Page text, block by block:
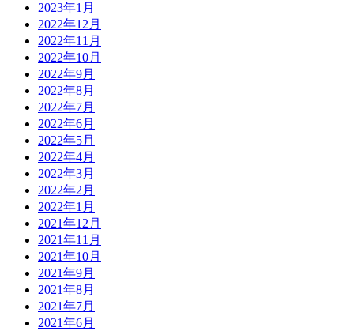
2023年1月
2022年12月
2022年11月
2022年10月
2022年9月
2022年8月
2022年7月
2022年6月
2022年5月
2022年4月
2022年3月
2022年2月
2022年1月
2021年12月
2021年11月
2021年10月
2021年9月
2021年8月
2021年7月
2021年6月